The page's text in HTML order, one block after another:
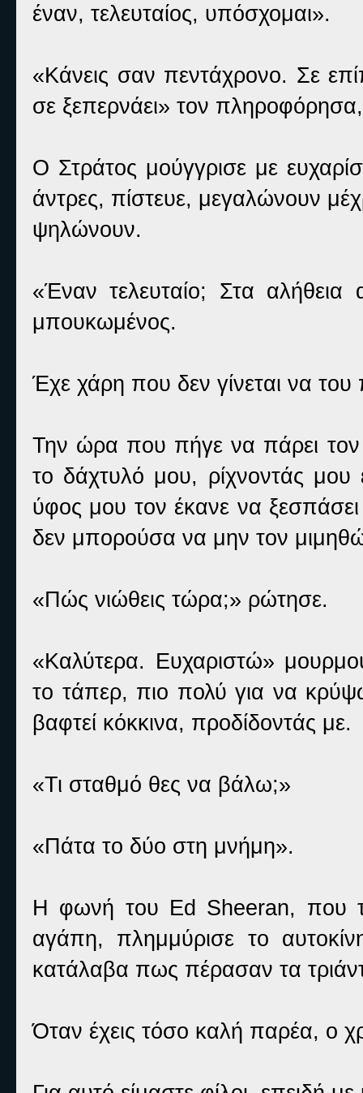
έναν, τελευταίος, υπόσχομαι».
«Κάνεις σαν πεντάχρονο. Σε
σε ξεπερνάει» τον
Ο Στράτος μούγγρισε με
άντρες, πίστευε, μεγαλώνουν
ψηλώνουν.
«Έναν τελευταίο; Στα
μπουκωμένος.
Έχε χάρη που δεν γίνεται να
Την ώρα που πήγε να πάρει
το δάχτυλό μου, ρίχνοντάς
ύφος μου τον έκανε να ξεσπάσει
δεν μπορούσα να μην τον
«Πώς νιώθεις τώρα;» ρώτησε.
«Καλύτερα. Ευχαριστώ»
το τάπερ, πιο πολύ για να
βαφτεί κόκκινα, προδίδοντάς με.
«Τι σταθμό θες να βάλω;»
«Πάτα το δύο στη μνήμη».
Η φωνή του Ed Sheeran, που
αγάπη, πλημμύρισε το
κατάλαβα πως πέρασαν τα
Όταν έχεις τόσο καλή παρέα, ο